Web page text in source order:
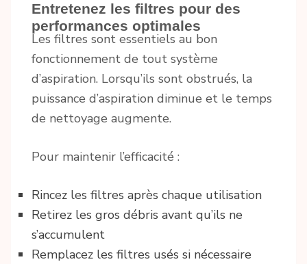
Entretenez les filtres pour des
performances optimales
Les filtres sont essentiels au bon
fonctionnement de tout système
d’aspiration. Lorsqu’ils sont obstrués, la
puissance d’aspiration diminue et le temps
de nettoyage augmente.
Pour maintenir l’efficacité :
Rincez les filtres après chaque utilisation
Retirez les gros débris avant qu’ils ne
s’accumulent
Remplacez les filtres usés si nécessaire